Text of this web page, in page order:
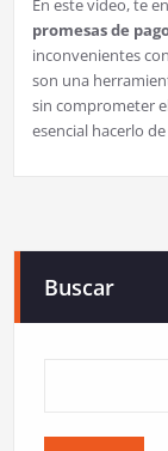
En este video, te
promesas de
inconvenientes
son una
sin comprometer
esencial hacerlo
Buscar